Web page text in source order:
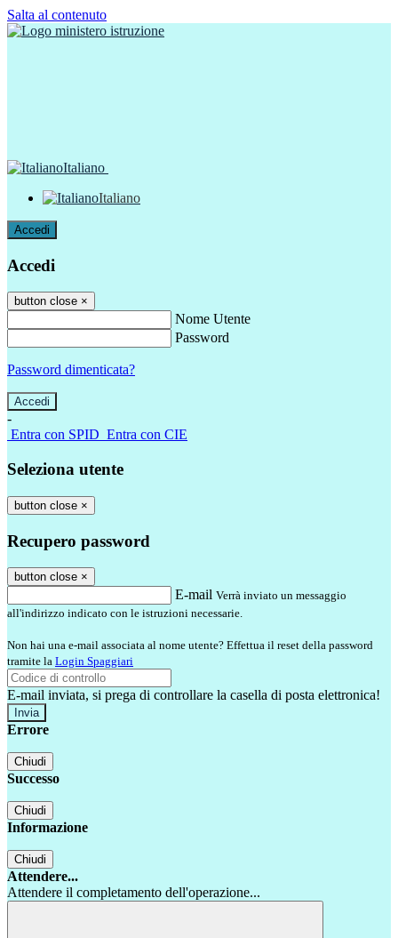
Salta al contenuto
Italiano
Italiano
Accedi
Accedi
button close ×
Nome Utente
Password
Password dimenticata?
-
Entra con SPID Entra con CIE
Seleziona utente
button close ×
Recupero password
button close ×
E-mail Verrà inviato un messaggio
all'indirizzo indicato con le istruzioni necessarie.
Non hai una e-mail associata al nome utente? Effettua il reset della password
tramite la Login Spaggiari
E-mail inviata, si prega di controllare la casella di posta elettronica!
Errore
Chiudi
Successo
Chiudi
Informazione
Chiudi
Attendere...
Attendere il completamento dell'operazione...